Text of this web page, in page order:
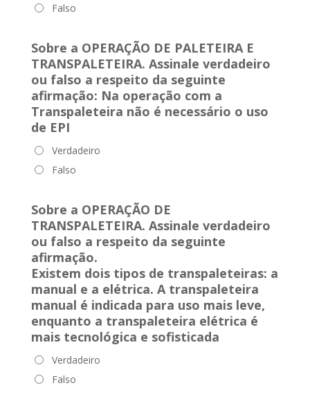
Falso
Sobre a OPERAÇÃO DE PALETEIRA E
TRANSPALETEIRA. Assinale verdadeiro
ou falso a respeito da seguinte
afirmação: Na operação com a
Transpaleteira não é necessário o uso
de EPI
Verdadeiro
Falso
Sobre a OPERAÇÃO DE
TRANSPALETEIRA. Assinale verdadeiro
ou falso a respeito da seguinte
afirmação.
Existem dois tipos de transpaleteiras: a
manual e a elétrica. A transpaleteira
manual é indicada para uso mais leve,
enquanto a transpaleteira elétrica é
mais tecnológica e sofisticada
Verdadeiro
Falso